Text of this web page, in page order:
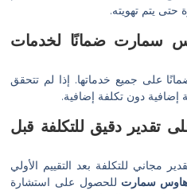
حتى يتم تهويته.
سمارت ضمانًا لخدمات
على جميع خدماتها. إذا لم تتحقق
إضافية دون تكلفة إضافية.
تقدير دقيق للتكلفة قبل
مجاني للتكلفة بعد التقييم الأولي
سمارت للحصول على استشارة